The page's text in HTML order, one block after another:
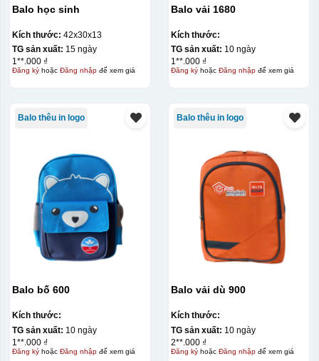
Balo học sinh
Kích thước: 42x30x13
TG sản xuất: 15 ngày
1**.000 ₫
Đăng kýhoặc Đăng nhậpđể xem giá
Balo vải 1680
Kích thước:
TG sản xuất: 10 ngày
1**.000 ₫
Đăng kýhoặc Đăng nhậpđể xem giá
Balo thêu in logo
Balo bố 600
Kích thước:
TG sản xuất: 10 ngày
1**.000 ₫
Đăng kýhoặc Đăng nhậpđể xem giá
Balo thêu in logo
Balo vải dù 900
Kích thước:
TG sản xuất: 10 ngày
2**.000 ₫
Đăng kýhoặc Đăng nhậpđể xem giá